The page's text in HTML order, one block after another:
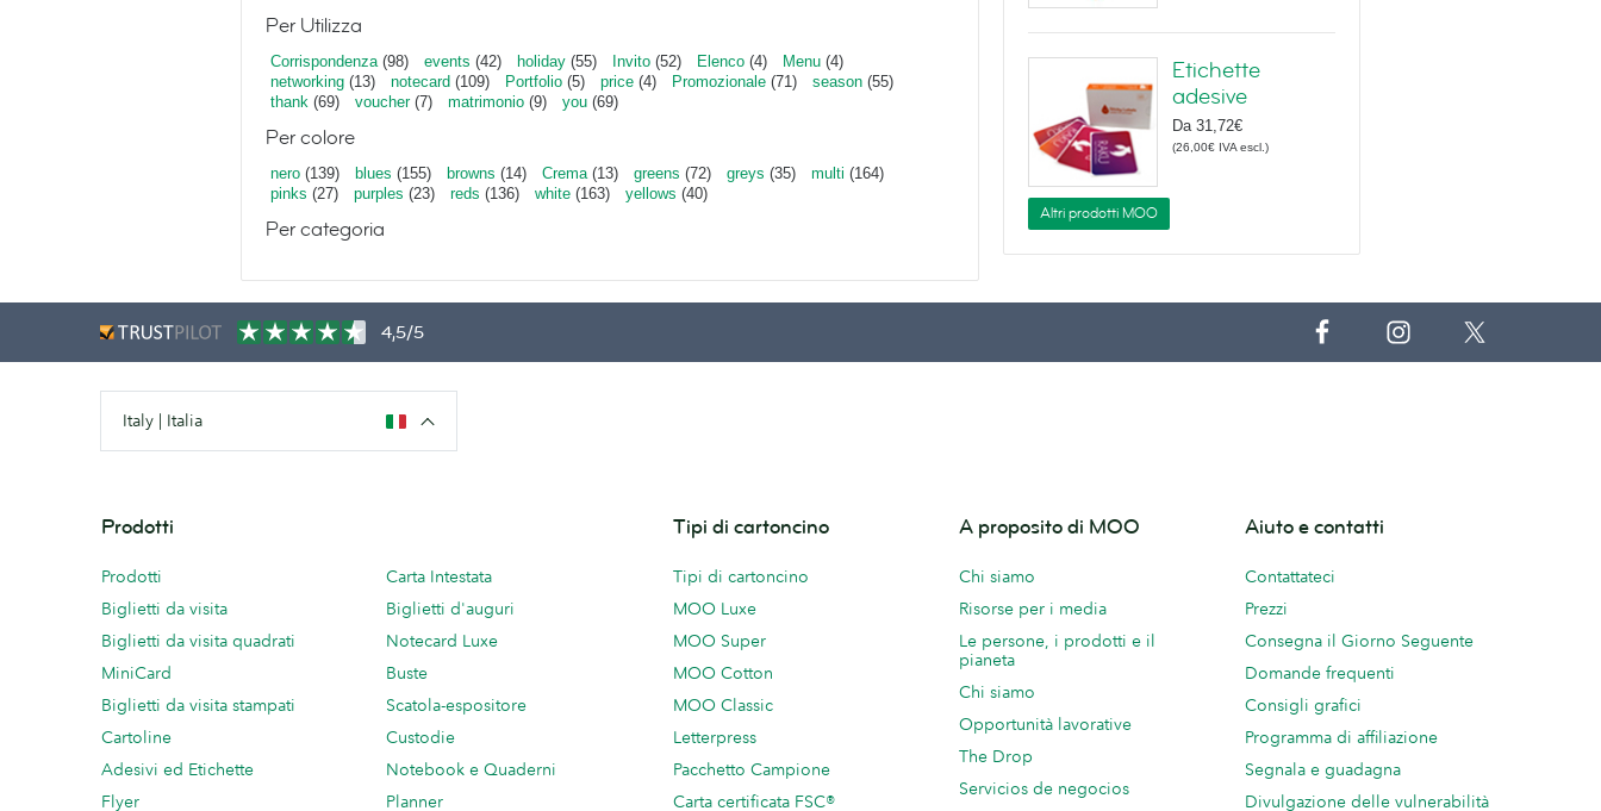
Per Utilizza
Corrispondenza(98) events (42) holiday (55) Invito (52) Elenco (4) Menu (4)
networking (13) notecard (109) Portfolio (5) price (4) Promozionale (71) season (55)
thank (69) voucher(7) matrimonio (9) you (69)
Per colore
nero (139) blues (155) browns (14) Crema(13) greens (72) greys (35) multi (164)
pinks (27) purples (23) reds (136) white (163) yellows (40)
Per categoria
Etichette
adesive
Da 31,72€
(26,00€ IVA escl. )
Altri prodotti MOO
4,5/5
Italy | Italia
Prodotti
Prodotti
Biglietti da visita
Biglietti da visita quadrati
MiniCard
Biglietti da visita stampati
Cartoline
Adesivi ed Etichette
Flyer
Carta Intestata
Biglietti d'auguri
Notecard Luxe
Buste
Scatola-espositore
Custodie
Notebook e Quaderni
Planner
Tipi di cartoncino
Tipi di cartoncino
MOO Luxe
MOO Super
MOO Cotton
MOO Classic
Letterpress
Pacchetto Campione
Carta certificata FSC®
A proposito di MOO
Chi siamo
Risorse per i media
Le persone, i prodotti e il
pianeta
Chi siamo
Opportunità lavorative
The Drop
Servicios de negocios
Aiuto e contatti
Contattateci
Prezzi
Consegna il Giorno Seguente
Domande frequenti
Consigli grafici
Programma di affiliazione
Segnala e guadagna
Divulgazione delle vulnerabilità